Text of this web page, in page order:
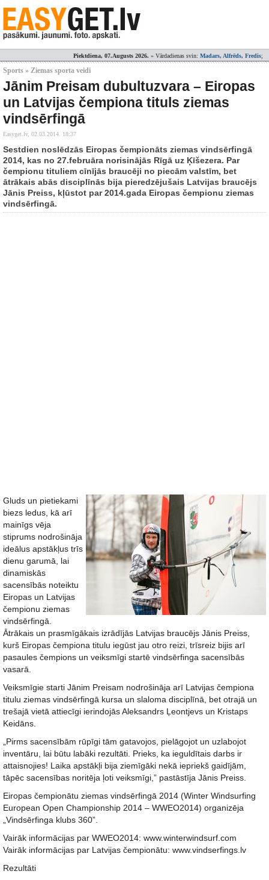
Piektdiena, 07.Augusts 2026. » Vārdadienas svin: Madars, Alfrēds, Fredis;
Sports » Ziemas sporta veidi
Jānim Preisam dubultuzvara – Eiropas
un Latvijas čempiona tituls ziemas
vindsērfingā
Easyget.lv, 02.03.2014. 18:37
Sestdien noslēdzās Eiropas čempionāts ziemas vindsērfingā
2014, kas no 27.februāra norisinājās Rīgā uz Ķīšezera. Par
čempionu tituliem cīnījās braucēji no piecām valstīm, bet
ātrākais abās disciplīnās bija pieredzējušais Latvijas braucējs
Jānis Preiss, kļūstot par 2014.gada Eiropas čempionu ziemas
vindsērfingā.
Gluds un pietiekami
biezs ledus, kā arī
mainīgs vēja
stiprums nodrošināja
ideālus apstākļus trīs
dienu garumā, lai
dinamiskās
sacensībās noteiktu
Eiropas un Latvijas
čempionu ziemas
vindsērfingā.
Ātrākais un prasmīgākais izrādījās Latvijas braucējs Jānis Preiss,
kurš Eiropas čempiona titulu iegūst jau otro reizi, trīsreiz bijis arī
pasaules čempions un veiksmīgi startē vindsērfinga sacensībās
vasarā.
Veiksmīgie starti Jānim Preisam nodrošināja arī Latvijas čempiona
titulu ziemas vindsērfingā kursa un slaloma disciplīnā, bet otrajā un
trešajā vietā attiecīgi ierindojās Aleksandrs Ļeontjevs un Kristaps
Keidāns.
„Pirms sacensībām rūpīgi tām gatavojos, pielāgojot un uzlabojot
inventāru, lai būtu labāki rezultāti. Prieks, ka ieguldītais darbs ir
attaisnojies! Laika apstākļi bija ziemīgāki nekā iepriekš gaidījām,
tāpēc sacensības noritēja ļoti veiksmīgi,” pastāstīja Jānis Preiss.
Eiropas čempionātu ziemas vindsērfingā 2014 (Winter Windsurfing
European Open Championship 2014 – WWEO2014) organizēja
„Vindsērfinga klubs 360”.
Vairāk informācijas par WWEO2014: www.winterwindsurf.com
Vairāk informācijas par Latvijas čempionātu: www.vindserfings.lv
Rezultāti